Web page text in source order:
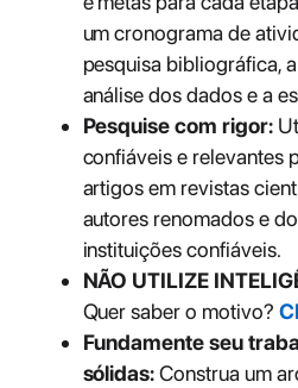
um cronograma de
pesquisa bibliográfica,
análise dos dados e a
Pesquise com rigor:
confiáveis e relevantes
artigos em revistas
autores renomados e
instituições confiáveis.
NÃO UTILIZE
Quer saber o motivo?
Fundamente seu
sólidas:Construa um